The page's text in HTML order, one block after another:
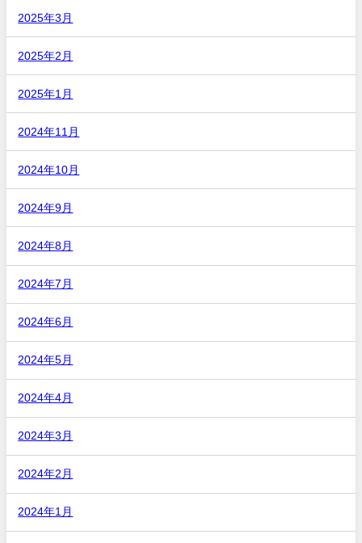
2025年3月
2025年2月
2025年1月
2024年11月
2024年10月
2024年9月
2024年8月
2024年7月
2024年6月
2024年5月
2024年4月
2024年3月
2024年2月
2024年1月